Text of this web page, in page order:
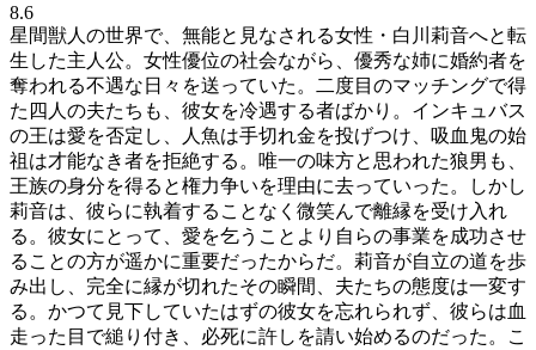
8.6
星間獣人の世界で、無能と見なされる女性・白川莉音へと転
生した主人公。女性優位の社会ながら、優秀な姉に婚約者を
奪われる不遇な日々を送っていた。二度目のマッチングで得
た四人の夫たちも、彼女を冷遇する者ばかり。インキュバス
の王は愛を否定し、人魚は手切れ金を投げつけ、吸血鬼の始
祖は才能なき者を拒絶する。唯一の味方と思われた狼男も、
王族の身分を得ると権力争いを理由に去っていった。しかし
莉音は、彼らに執着することなく微笑んで離縁を受け入れ
る。彼女にとって、愛を乞うことより自らの事業を成功させ
ることの方が遥かに重要だったからだ。莉音が自立の道を歩
み出し、完全に縁が切れたその瞬間、夫たちの態度は一変す
る。かつて見下していたはずの彼女を忘れられず、彼らは血
走った目で縋り付き、必死に許しを請い始めるのだった。こ